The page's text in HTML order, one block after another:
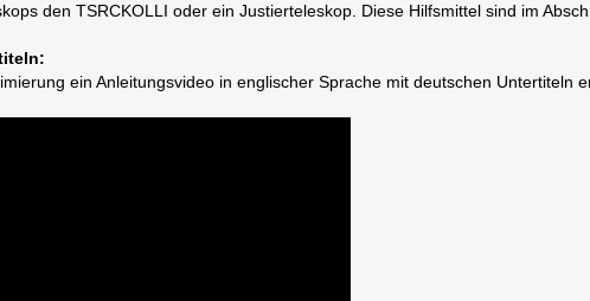
den TSRCKOLLI oder ein Justierteleskop. Diese Hilfsmittel sind im
ein Anleitungsvideo in englischer Sprache mit deutschen Untertiteln